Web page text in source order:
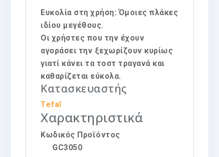
Ευκολία στη χρήση: Όμοιες πλάκες
ιδίου μεγέθους.
Οι χρήστες που την έχουν
αγοράσει την ξεχωρίζουν κυρίως
γιατί κάνει τα τοστ τραγανά και
καθαρίζεται εύκολα.
Κατασκευαστής
Tefal
Χαρακτηριστικά
Κωδικός Προϊόντος
GC3050